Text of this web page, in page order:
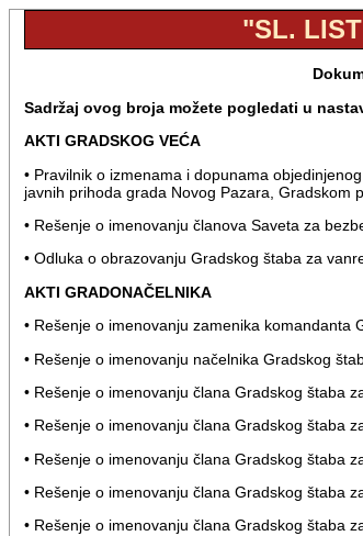
"SL.
Sadržaj ovog broja možete pogledati u
AKTI GRADSKOG VEĆA
• Pravilnik o izmenama i dopunama
javnih prihoda grada Novog Pazara, Gradskom
• Rešenje o imenovanju članova Saveta za
• Odluka o obrazovanju Gradskog štaba za
AKTI GRADONAČELNIKA
• Rešenje o imenovanju zamenika
• Rešenje o imenovanju načelnika Gradskog
• Rešenje o imenovanju člana Gradskog štaba
• Rešenje o imenovanju člana Gradskog štaba
• Rešenje o imenovanju člana Gradskog štaba
• Rešenje o imenovanju člana Gradskog štaba
• Rešenje o imenovanju člana Gradskog štaba